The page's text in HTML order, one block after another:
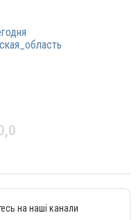
на наші канали